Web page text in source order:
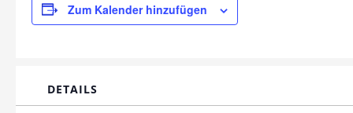
Zum Kalender hinzufügen
DETAILS